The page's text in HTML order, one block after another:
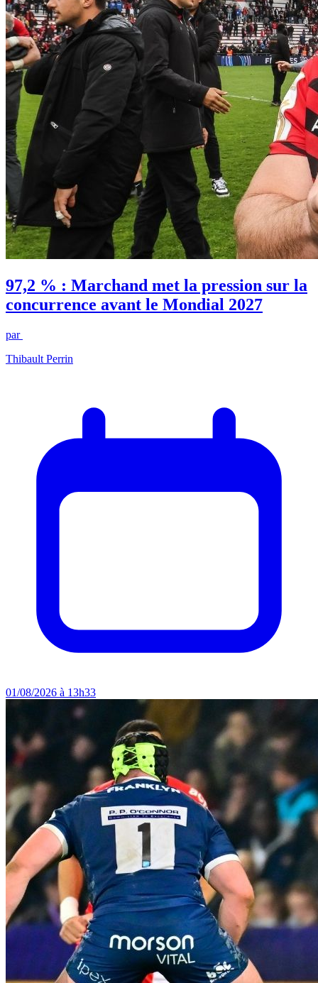
97,2 % : Marchand met la pression sur la
concurrence avant le Mondial 2027
par
Thibault Perrin
01/08/2026 à 13h33